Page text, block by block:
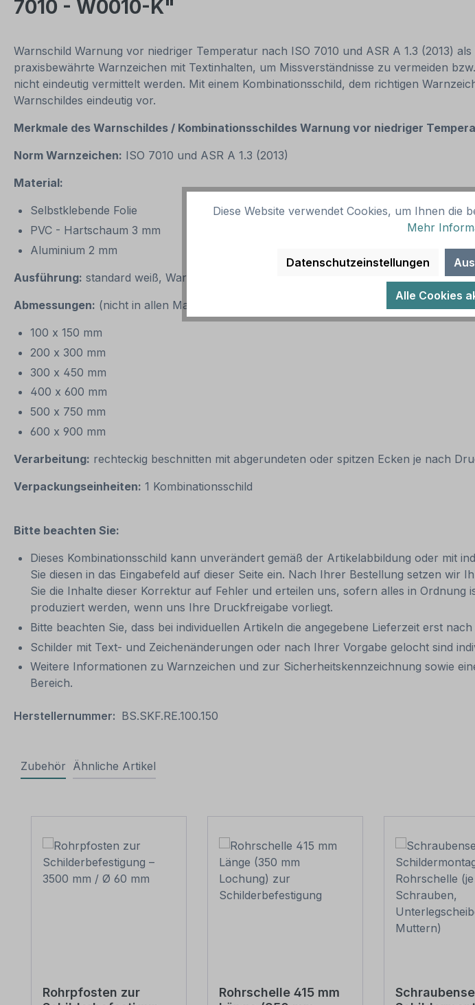
7010 - W0010-K"
Warnschild Warnung vor niedriger Temperatur nach ISO 7010 und ASR A 1.3 (2013)
praxisbewährte Warnzeichen mit Textinhalten, um Missverständnisse zu vermeiden
nicht eindeutig vermittelt werden. Mit einem Kombinationsschild, dem richtigen
Warnschildes eindeutig vor.
Merkmale des Warnschildes / Kombinationsschildes Warnung vor niedriger
Norm Warnzeichen: ISO 7010 und ASR A 1.3 (2013)
Material:
Selbstklebende Folie
PVC - Hartschaum 3 mm
Aluminium 2 mm
Ausführung: standard weiß, Warnzeichen: Grundfarbe gelb, Rand und Symbol
Abmessungen: (nicht in allen Materialien verfügbar)
100 x 150 mm
200 x 300 mm
300 x 450 mm
400 x 600 mm
500 x 750 mm
600 x 900 mm
Verarbeitung: rechteckig beschnitten mit abgerundeten oder spitzen Ecken je nach
Verpackungseinheiten: 1 Kombinationsschild
Bitte beachten Sie:
Dieses Kombinationsschild kann unverändert gemäß der Artikelabbildung oder mit
Sie diesen in das Eingabefeld auf dieser Seite ein. Nach Ihrer Bestellung setzen
Sie die Inhalte dieser Korrektur auf Fehler und erteilen uns, sofern alles in
produziert werden, wenn uns Ihre Druckfreigabe vorliegt.
Bitte beachten Sie, dass bei individuellen Artikeln die angegebene Lieferzeit erst
Schilder mit Text- und Zeichenänderungen oder nach Ihrer Vorgabe gelocht sind
Weitere Informationen zu Warnzeichen und zur Sicherheitskennzeichnung sowie
Bereich.
Herstellernummer: BS.SKF.RE.100.150
Zubehör Ähnliche Artikel
Rohrpfosten zur
Rohrschelle 415 mm
Diese Website verwendet Cookies, um Ihnen die
Mehr
Datenschutzeinstellungen
Alle Cookies